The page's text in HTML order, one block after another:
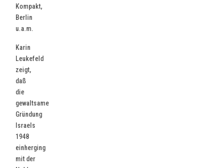
Kompakt,
Berlin
u.a.m.
Karin
Leukefeld
zeigt,
daß
die
gewaltsame
Gründung
Israels
1948
einherging
mit der